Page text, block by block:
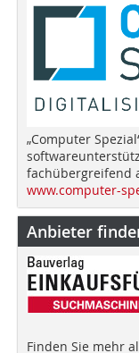
„Computer
fachübergreifend
www.computer-
Anbieter
Finden Sie mehr